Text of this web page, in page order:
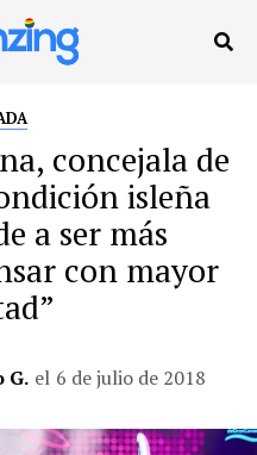
concejala de
isleña
a ser más
con mayor
G. el 6 de julio de 2018